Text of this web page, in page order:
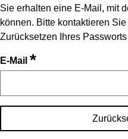
Sie erhalten eine E-Mail, mit
können. Bitte kontaktieren
Zurücksetzen Ihres
E-Mail *